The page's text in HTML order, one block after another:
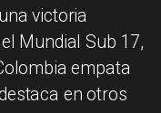
victoria
Mundial Sub 17,
empata
en otros